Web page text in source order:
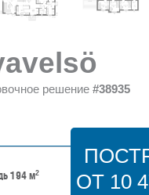
решение #38935
194 м2
ОТ 10